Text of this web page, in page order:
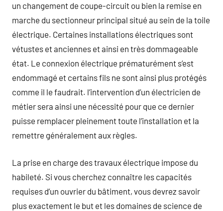
un changement de coupe-circuit ou bien la remise en
marche du sectionneur principal situé au sein de la toile
électrique. Certaines installations électriques sont
vétustes et anciennes et ainsi en très dommageable
état. Le connexion électrique prématurément s’est
endommagé et certains fils ne sont ainsi plus protégés
comme il le faudrait. l’intervention d’un électricien de
métier sera ainsi une nécessité pour que ce dernier
puisse remplacer pleinement toute l’installation et la
remettre généralement aux règles.
La prise en charge des travaux électrique impose du
habileté. Si vous cherchez connaître les capacités
requises d’un ouvrier du bâtiment, vous devrez savoir
plus exactement le but et les domaines de science de